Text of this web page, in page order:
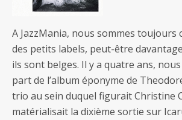
A JazzMania, nous sommes toujours
des petits labels, peut-être
ils sont belges. Il y a quatre ans,
part de l’album éponyme de
trio au sein duquel figurait Christine
matérialisait la dixième sortie sur